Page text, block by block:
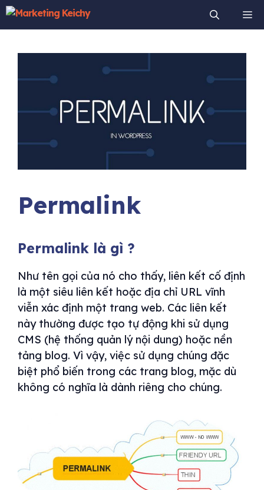
Chuyển
dung
Permalink
Permalink là gì ?
Như tên gọi của nó cho thấy, liên kết cố định
là một siêu liên kết hoặc địa chỉ URL vĩnh
viễn xác định một trang web. Các liên kết
này thường được tạo tự động khi sử dụng
CMS (hệ thống quản lý nội dung) hoặc nền
tảng blog. Vì vậy, việc sử dụng chúng đặc
biệt phổ biến trong các trang blog, mặc dù
không có nghĩa là dành riêng cho chúng.